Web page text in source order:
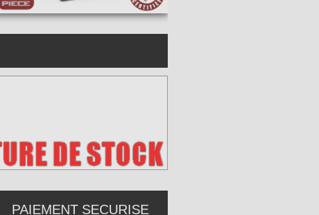
PAIEMENT SECURISE